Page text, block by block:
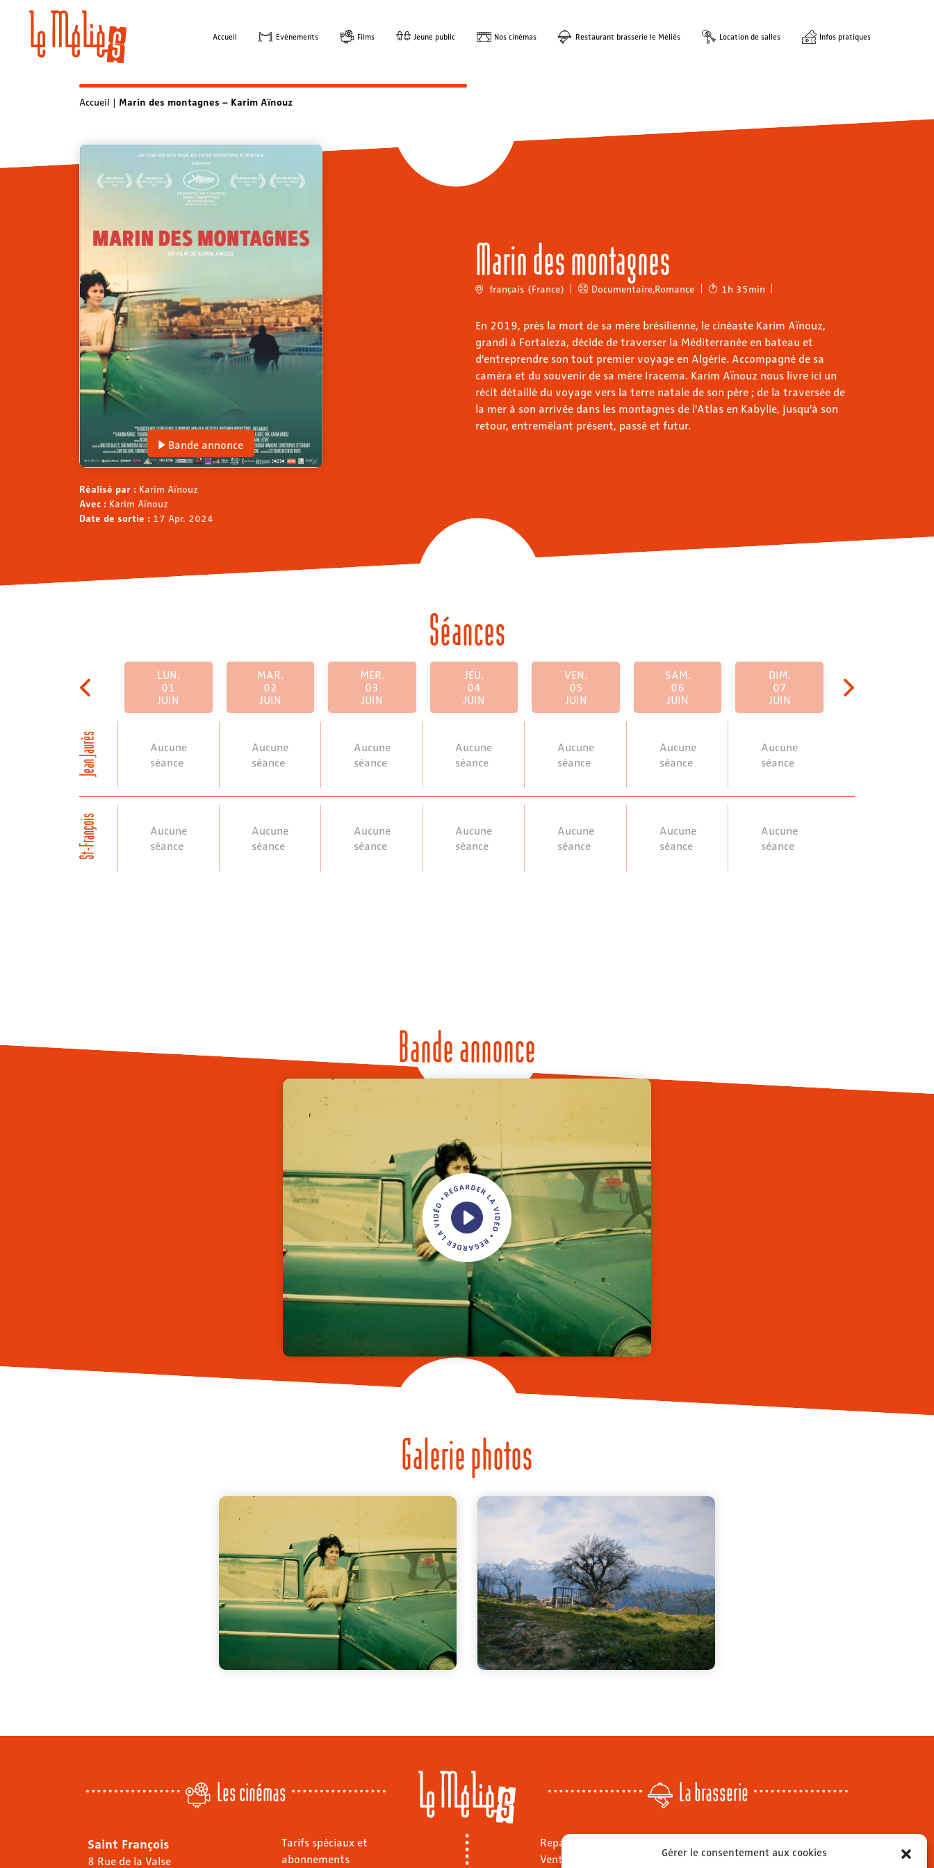
Gérer le consentement aux cookies
Accueil Évènements Films Jeune public Nos cinémas Restaurant brasserie le Méliès Location de salles Infos pratiques
Accueil | Marin des montagnes – Karim Aïnouz
Bande annonce
Réalisé par : Karim Aïnouz
Avec : Karim Aïnouz
Date de sortie : 17 Apr. 2024
Marin des montagnes
français (France) Documentaire, Romance 1h 35min
En 2019, près la mort de sa mère brésilienne, le cinéaste Karim Aïnouz,
grandi à Fortaleza, décide de traverser la Méditerranée en bateau et
d'entreprendre son tout premier voyage en Algérie. Accompagné de sa
caméra et du souvenir de sa mère Iracema. Karim Aïnouz nous livre ici un
récit détaillé du voyage vers la terre natale de son père ; de la traversée de
la mer à son arrivée dans les montagnes de l'Atlas en Kabylie, jusqu'à son
retour, entremêlant présent, passé et futur.
Séances
Jean Jaurès
St-François
LUN.
01
JUIN
Aucune
séance
Aucune
séance
MAR.
02
JUIN
Aucune
séance
Aucune
séance
MER.
03
JUIN
Aucune
séance
Aucune
séance
JEU.
04
JUIN
Aucune
séance
Aucune
séance
VEN.
05
JUIN
Aucune
séance
Aucune
séance
SAM.
06
JUIN
Aucune
séance
Aucune
séance
DIM.
07
JUIN
Aucune
séance
Aucune
séance
Bande annonce
Galerie photos
Les cinémas La brasserie
Saint François
8 Rue de la Valse
Tarifs spéciaux et
abonnements
Repas sur place
Vente à emporter
Mardi & mercredi: 11h - 00h30